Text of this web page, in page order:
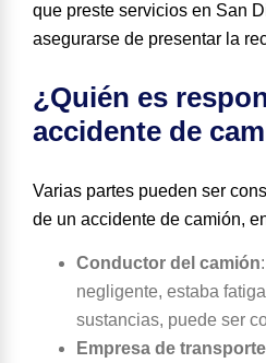
que preste servicios en San
asegurarse de presentar la
¿Quién es
accidente de
Varias partes pueden ser
de un accidente de camión,
Conductor del camión:
negligente, estaba
sustancias, puede ser
Empresa de transporte